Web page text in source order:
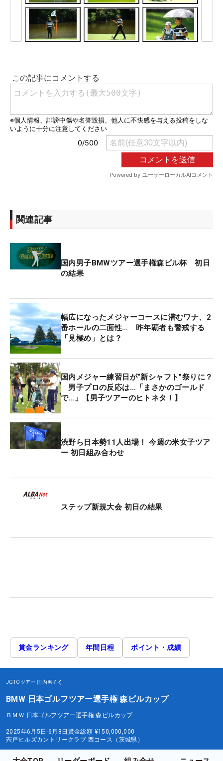
関連記事
国内男子BMWツアー選手権森ビル杯 初日
の結果
幅広になったメジャーコースに潜むワナ、2
番ホールの二面性… 昨年覇者も警戒する
「見極め」とは？
国内メジャー練習日が“新シャフト”祭りに？
男子プロの反応は…「まさかのゴールド
で…」【男子ツアーのヒトネタ！】
渋野ら日本勢11人出場！ 今週の米女子ツア
ー 初日組み合わせ
ステップ新規大会 初日の結果
賞金ランキング 年間日程 ポイント・成績
JGTOツアー 国内男子
BMW 日本ゴルフツアー選手権 森ビルカップ
ＢＭＷ 日本ゴルフツアー選手権 森ビルカップ
2025年6月5日-6月8日 賞金総額 ¥150,000,000
宍戸ヒルズカントリークラブ 西コース（茨城県）